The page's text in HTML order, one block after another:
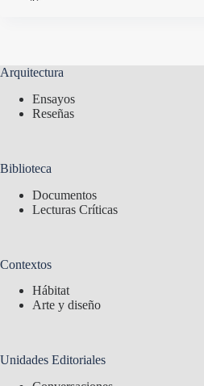
Arquitectura
Ensayos
Reseñas
Biblioteca
Documentos
Lecturas Críticas
Contextos
Hábitat
Arte y diseño
Unidades Editoriales